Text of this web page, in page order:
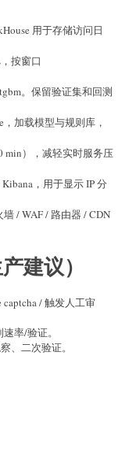
用于存储访问日
按窗口
。保留验证集和回测
，加载模型与规则库，
min），减轻实时服务压
Kibana，用于显示 IP 分
/ WAF / 路由器 / CDN
建议）
/ 触发人工审
率/验证。
、二次验证。